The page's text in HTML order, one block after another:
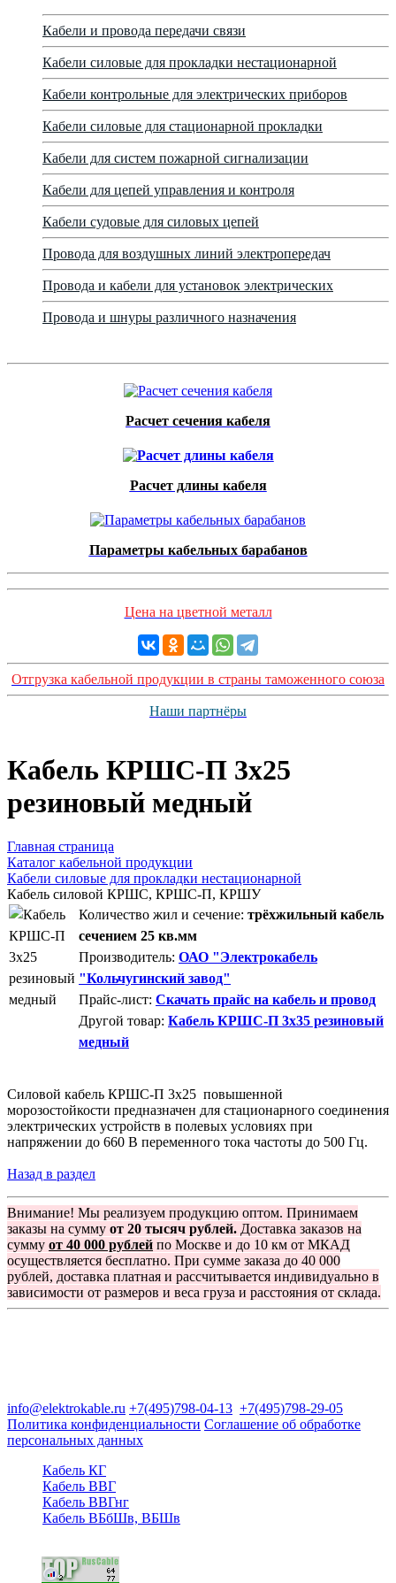
Кабели и провода передачи связи
Кабели силовые для прокладки нестационарной
Кабели контрольные для электрических приборов
Кабели силовые для стационарной прокладки
Кабели для систем пожарной сигнализации
Кабели для цепей управления и контроля
Кабели судовые для силовых цепей
Провода для воздушных линий электропередач
Провода и кабели для установок электрических
Провода и шнуры различного назначения
Расчет сечения кабеля
Расчет длины кабеля
Параметры кабельных барабанов
Цена на цветной металл
Отгрузка кабельной продукции в страны таможенного союза
Наши партнёры
Кабель КРШС-П 3x25
резиновый медный
Главная страница
Каталог кабельной продукции
Кабели силовые для прокладки нестационарной
Кабель силовой КРШС, КРШС-П, КРШУ
Количество жил и сечение: трёхжильный кабель
сечением 25 кв.мм
Производитель: ОАО "Электрокабель
"Кольчугинский завод"
Прайс-лист: Скачать прайс на кабель и провод
Другой товар: Кабель КРШС-П 3x35 резиновый
медный
Силовой кабель КРШС-П 3x25 повышенной
морозостойкости предназначен для стационарного соединения
электрических устройств в полевых условиях при
напряжении до 660 В переменного тока частоты до 500 Гц.
Назад в раздел
Внимание! Мы реализуем продукцию оптом. Принимаем
заказы на сумму от 20 тысяч рублей. Доставка заказов на
сумму от 40 000 рублей по Москве и до 10 км от МКАД
осуществляется бесплатно. При сумме заказа до 40 000
рублей, доставка платная и рассчитывается индивидуально в
зависимости от размеров и веса груза и расстояния от склада.
info@elektrokable.ru +7(495)798-04-13 +7(495)798-29-05
Политика конфиденциальности Соглашение об обработке
персональных данных
Кабель КГ
Кабель ВВГ
Кабель ВВГнг
Кабель ВБбШв, ВБШв